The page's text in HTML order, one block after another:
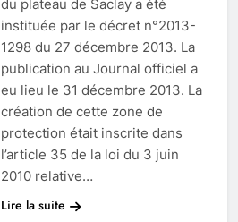
du plateau de Saclay a été
instituée par le décret n°2013-
1298 du 27 décembre 2013. La
publication au Journal officiel a
eu lieu le 31 décembre 2013. La
création de cette zone de
protection était inscrite dans
l’article 35 de la loi du 3 juin
2010 relative…
Lire la suite